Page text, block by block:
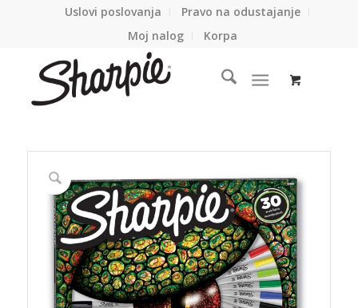
Uslovi poslovanja
Pravo na odustajanje
Moj nalog
Korpa